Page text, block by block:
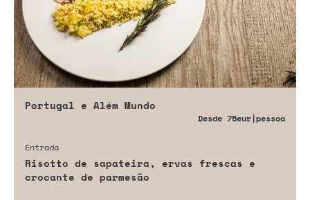
Portugal e Além Mundo
Desde 75eur|pessoa
Entrada
Risotto de sapateira, ervas frescas e
crocante de parmesão